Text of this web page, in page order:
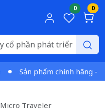
0 0
Sản phẩm chính hãng - Xuất
Traveler